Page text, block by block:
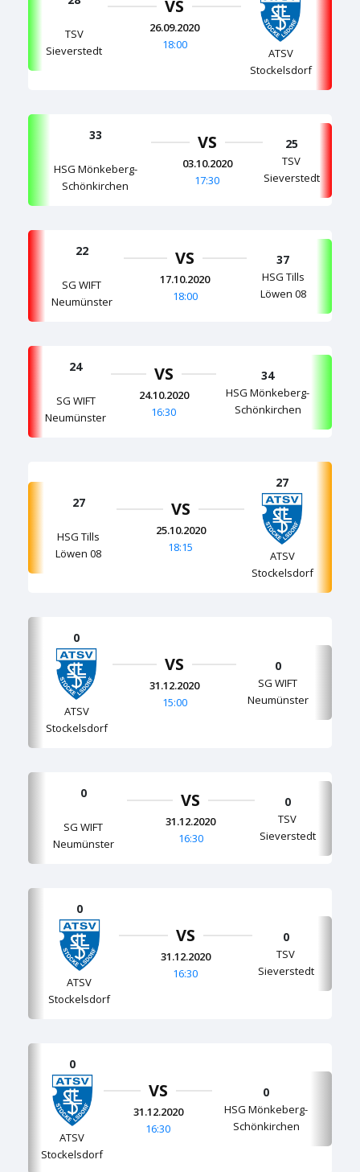
TSV
Sieverstedt
VS
26.09.2020
18:00
ATSV
Stockelsdorf
33
HSG Mönkeberg-
Schönkirchen
VS
03.10.2020
17:30
25
TSV
Sieverstedt
22
SG WIFT
Neumünster
VS
17.10.2020
18:00
37
HSG Tills
Löwen 08
24
SG WIFT
Neumünster
VS
24.10.2020
16:30
34
HSG Mönkeberg-
Schönkirchen
27
HSG Tills
Löwen 08
VS
25.10.2020
18:15
27
ATSV
Stockelsdorf
0
ATSV
Stockelsdorf
VS
31.12.2020
15:00
0
SG WIFT
Neumünster
0
SG WIFT
Neumünster
VS
31.12.2020
16:30
0
TSV
Sieverstedt
0
ATSV
Stockelsdorf
VS
31.12.2020
16:30
0
TSV
Sieverstedt
0
ATSV
Stockelsdorf
VS
31.12.2020
16:30
0
HSG Mönkeberg-
Schönkirchen